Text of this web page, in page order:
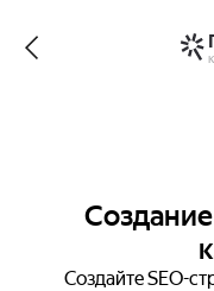
Создайте SEO-